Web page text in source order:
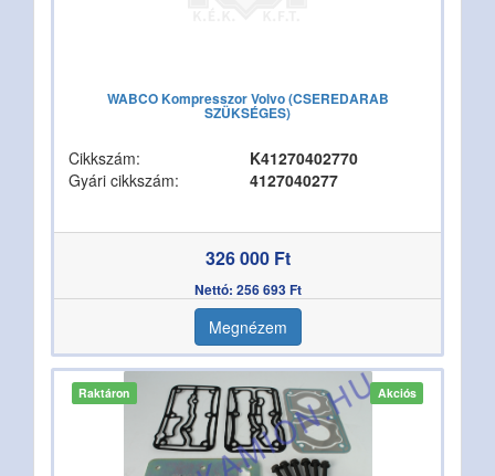
WABCO Kompresszor Volvo (CSEREDARAB
SZÜKSÉGES)
Cikkszám:
K41270402770
Gyári cikkszám:
4127040277
326 000 Ft
Nettó: 256 693 Ft
Megnézem
Raktáron Akciós